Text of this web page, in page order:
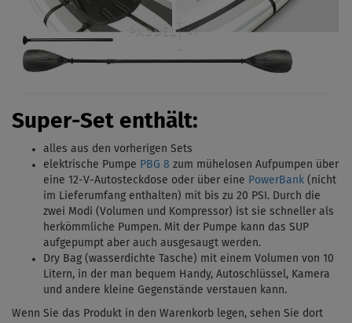
Super-Set enthält:
alles aus den vorherigen Sets
elektrische Pumpe PBG 8 zum mühelosen Aufpumpen über
eine 12-V-Autosteckdose oder über eine PowerBank (nicht
im Lieferumfang enthalten) mit bis zu 20 PSI. Durch die
zwei Modi (Volumen und Kompressor) ist sie schneller als
herkömmliche Pumpen. Mit der Pumpe kann das SUP
aufgepumpt aber auch ausgesaugt werden.
Dry Bag (wasserdichte Tasche) mit einem Volumen von 10
Litern, in der man bequem Handy, Autoschlüssel, Kamera
und andere kleine Gegenstände verstauen kann.
Wenn Sie das Produkt in den Warenkorb legen, sehen Sie dort